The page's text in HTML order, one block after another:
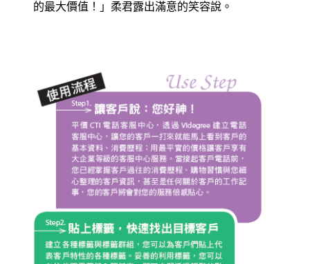
的最大價值！」柔君露出滿意的笑容說。